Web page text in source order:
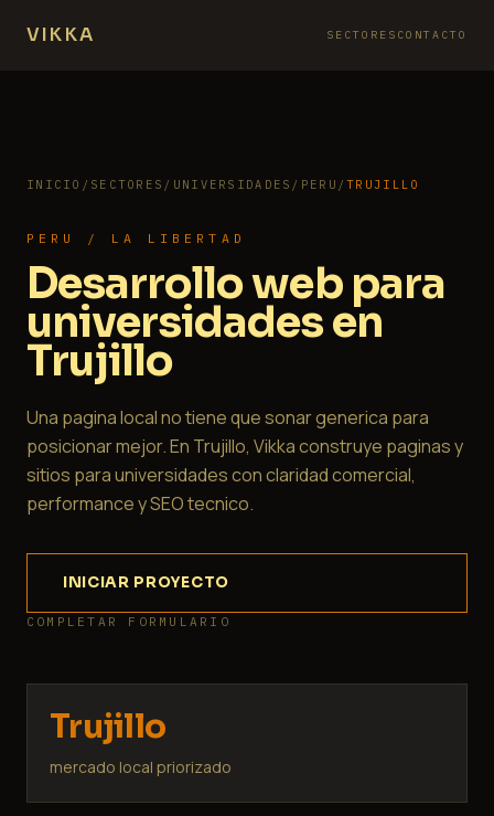
VIKKA SECTORES CONTACTO
INICIO / SECTORES / UNIVERSIDADES / PERU /TRUJILLO
PERU / LA LIBERTAD
Desarrollo web para
universidades en
Trujillo
Una pagina local no tiene que sonar generica para
posicionar mejor. En Trujillo, Vikka construye paginas y
sitios para universidades con claridad comercial,
performance y SEO tecnico.
INICIAR PROYECTO
COMPLETAR FORMULARIO
Trujillo
mercado local priorizado